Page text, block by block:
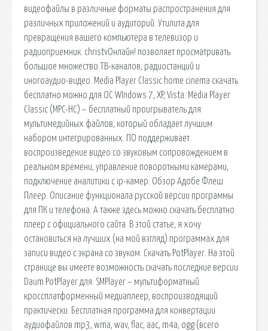
видеофайлы в различные форматы распространения для
различных приложений и аудиторий. Утилита для
превращения вашего компьютера в телевизор и
радиоприемник. christvОнлайн! позволяет просматривать
большое множество ТВ-каналов, радиостанций и
иногоаудио-видео. Media Player Classic home cinema скачать
бесплатно можно для ОС WIndows 7, XP, Vista. Media Player
Classic (MPC-HC) – бесплатный проигрыватель для
мультимедийных файлов, который обладает лучшим
набором интегрированных. ПО поддерживает
воспроизведение видео со звуковым сопровождением в
реальном времени, управление поворотными камерами,
подключение аналитики с ip-камер. Обзор Адобе Флеш
Плеер. Описание функционала русской версии программы
для ПК и телефона. А также здесь можно скачать бесплатно
плеер с официального сайта. В этой статье, я хочу
остановиться на лучших (на мой взгляд) программах для
записи видео с экрана со звуком. Скачать PotPlayer. На этой
странице вы имеете возможность скачать последние версии
Daum PotPlayer для. SMPlayer – мультиформатный
кроссплатформенный медиаплеер, воспроизводящий
практически. Бесплатная программа для конвертации
аудиофайлов mp3, wma, wav, flac, aac, m4a, ogg (всего